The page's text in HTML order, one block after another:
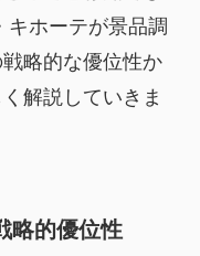
キホーテが景品調
略的な優位性か
解説していきま
略的優位性